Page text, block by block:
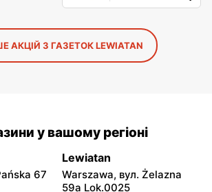
АКЦІЙ З ГАЗЕТОК LEWIATAN
у вашому регіоні
67
Lewiatan
Warszawa, вул. Żelazna
59a Lok.0025